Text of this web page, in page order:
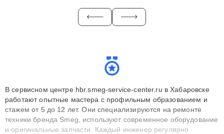
В сервисном центре hbr.smeg-service-center.ru в Хабаровске
работают опытные мастера с профильным образованием и
стажем от 5 до 12 лет. Они специализируются на ремонте
техники бренда Smeg, используют современное оборудование
и оригинальные запчасти. Каждый инженер регулярно